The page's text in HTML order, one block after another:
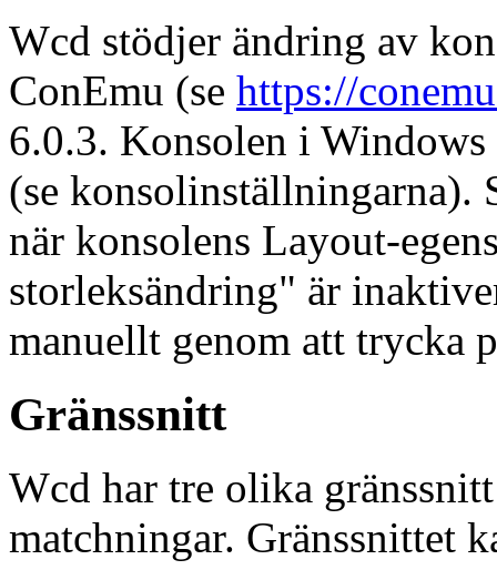
Wcd stödjer ändring av
ConEmu (se https://
6.0.3. Konsolen i
(se konsolinställningarna).
när konsolens Layout-
storleksändring" är
manuellt genom att trycka
Gränssnitt
Wcd har tre olika
matchningar. Gränssnittet